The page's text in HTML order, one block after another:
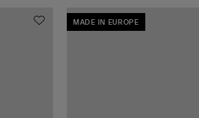
MADE IN EUROPE